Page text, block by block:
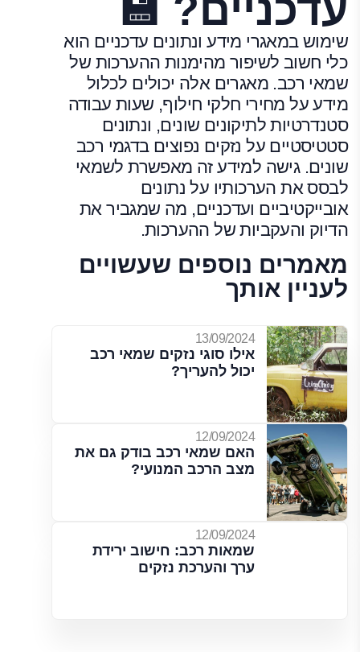
שימוש במאגרי מידע ונתונים עדכניים הוא
כלי חשוב לשיפור מהימנות ההערכות של
שמאי רכב. מאגרים אלה יכולים לכלול
מידע על מחירי חלקי חילוף, שעות עבודה
סטנדרטיות לתיקונים שונים, ונתונים
סטטיסטיים על נזקים נפוצים בדגמי רכב
שונים. גישה למידע זה מאפשרת לשמאי
לבסס את הערכותיו על נתונים
אובייקטיביים ועדכניים, מה שמגביר את
הדיוק והעקביות של ההערכות.
מאמרים נוספים שעשויים
לעניין אותך
13/09/2024
אילו סוגי נזקים שמאי רכב
יכול להעריך?
12/09/2024
האם שמאי רכב בודק גם את
מצב הרכב המנועי?
12/09/2024
שמאות רכב: חישוב ירידת
ערך והערכת נזקים